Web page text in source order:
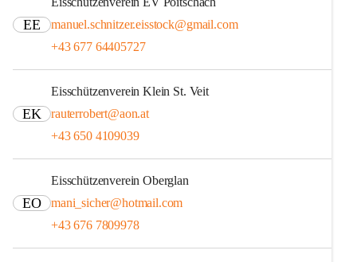
EE
manuel.schnitzer.eisstock@gmail.com
+43 677 64405727
EK
Eisschützenverein Klein St. Veit
rauterrobert@aon.at
+43 650 4109039
EO
Eisschützenverein Oberglan
mani_sicher@hotmail.com
+43 676 7809978